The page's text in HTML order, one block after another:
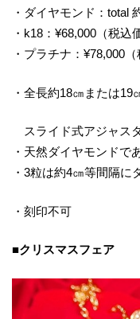
・ダイヤモンド：total
・k18：¥68,000（税込
・プラチナ：¥78,000（
・全長約18㎝または19
スライド式アジャス
・天然ダイヤモンドで
・3粒は約4㎝等間隔に
・刻印不可
■クリスマスフェア